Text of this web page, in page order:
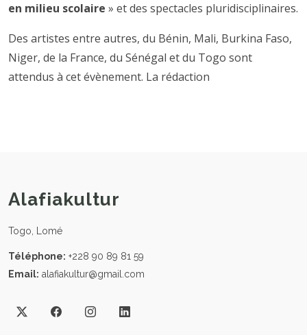
en milieu scolaire » et des spectacles pluridisciplinaires.
Des artistes entre autres, du Bénin, Mali, Burkina Faso,
Niger, de la France, du Sénégal et du Togo sont
attendus à cet évènement. La rédaction
Alafiakultur
Togo, Lomé
Téléphone: +228 90 89 81 59
Email: alafiakultur@gmail.com